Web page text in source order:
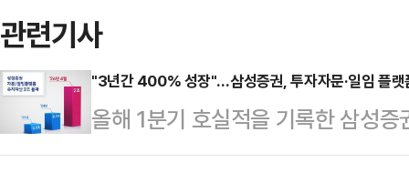
관련기사
"3년간 400% 성장"…삼성증권, 투자자문·일임 플랫
올해 1분기 호실적을 기록한 삼성
성장세를 거듭하고 있는 것으로 파